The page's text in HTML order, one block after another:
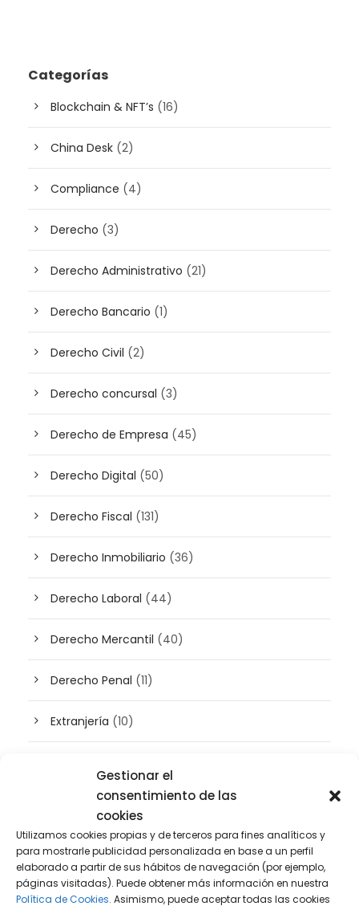
Gestionar el
consentimiento de las
cookies
Utilizamos cookies propias y de terceros para fines analíticos y
para mostrarle publicidad personalizada en base a un perfil
elaborado a partir de sus hábitos de navegación (por ejemplo,
páginas visitadas). Puede obtener más información en nuestra
Política de Cookies. Asimismo, puede aceptar todas las cookies
Categorías
Blockchain & NFT’s (16)
China Desk (2)
Compliance (4)
Derecho (3)
Derecho Administrativo (21)
Derecho Bancario (1)
Derecho Civil (2)
Derecho concursal (3)
Derecho de Empresa (45)
Derecho Digital (50)
Derecho Fiscal (131)
Derecho Inmobiliario (36)
Derecho Laboral (44)
Derecho Mercantil (40)
Derecho Penal (11)
Extranjería (10)
Patrimonio(5)
Plusvalía (2)
Prensa(2)